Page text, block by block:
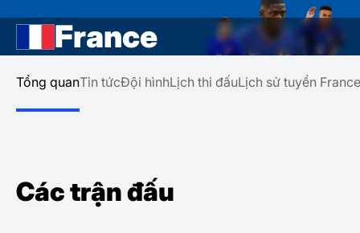
France
Tổng quanTin tứcĐội hìnhLịch thi đấuLịch sử tuyển France
Các trận đấu